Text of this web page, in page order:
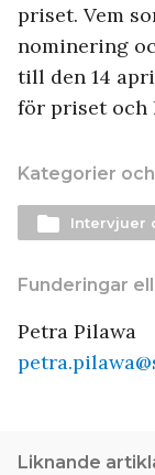
priset. Vem
nominering
till den 14
för priset och
Kategorier
folder Intervjuer
Funderingar
Petra Pilawa
Liknande